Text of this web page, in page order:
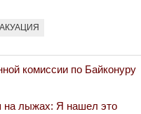
комиссии по Байконуру
лыжах: Я нашел это